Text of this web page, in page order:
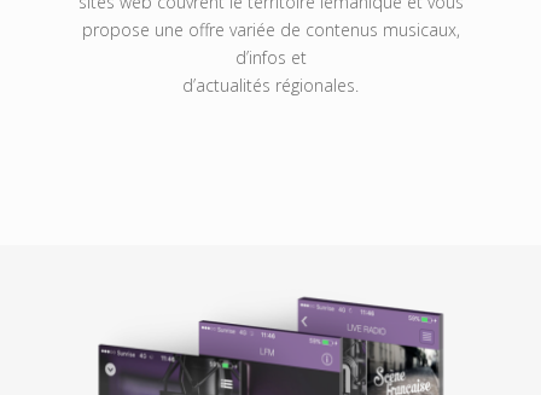
propose une offre variée de contenus musicaux,
d’infos et
d’actualités régionales.